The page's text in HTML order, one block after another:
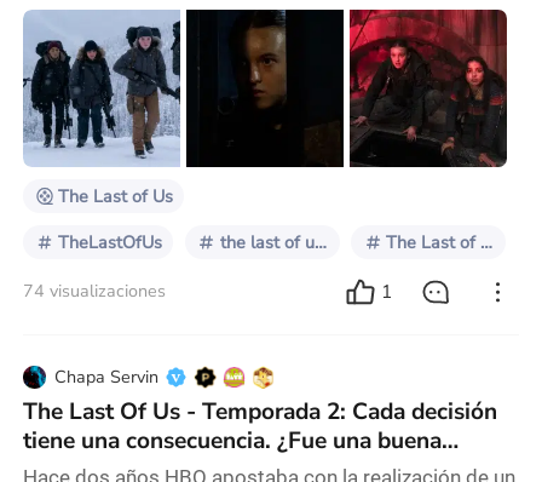
Como así han comprobado algunas series atrevidas
con la estructura narrativa, muchas arrimadas al
género épico, al sci-fi, al thriller, o al policial, el impacto
de la sorpresa y de dejar aturdido al espectador es un
diferencial. A medida que pasa el tiempo, los
espectadores evolucionan como espect
The Last of Us
TheLastOfUs the last of us 2 The Last of Us
74 visualizaciones 1
Chapa Servin
The Last Of Us - Temporada 2: Cada decisión
tiene una consecuencia. ¿Fue una buena
temporada?
Hace dos años HBO apostaba con la realización de un